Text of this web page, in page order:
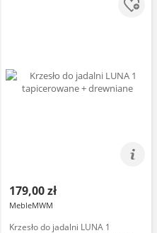
179,00 zł
MebleMWM
Krzesło do jadalni LUNA 1